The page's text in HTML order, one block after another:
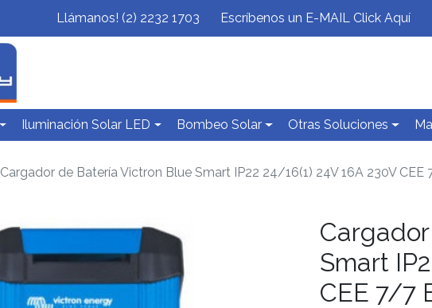
Llámanos! (2) 2232 1703 Escríbenos un E-MAIL Click Aquí
Iluminación Solar LED Bombeo Solar Otras Soluciones
Cargador de Batería Victron Blue Smart IP22 24/16(1) 24V 16A 230V
Smart
CEE 7/7